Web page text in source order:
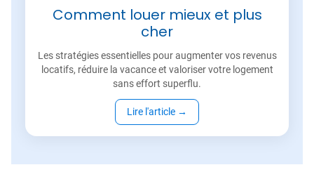
Comment louer mieux et plus
cher
Les stratégies essentielles pour augmenter vos revenus
locatifs, réduire la vacance et valoriser votre logement
sans effort superflu.
Lire l'article →